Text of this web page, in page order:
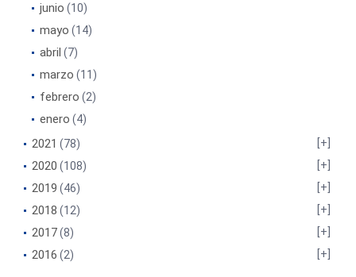
junio (10)
mayo (14)
abril (7)
marzo (11)
febrero (2)
enero (4)
2021 (78)
2020 (108)
2019 (46)
2018 (12)
2017(8)
2016 (2)